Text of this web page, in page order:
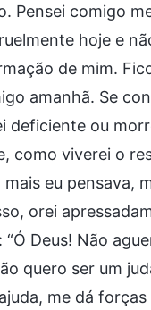
Pensei comigo
hoje e
de mim.
amanhã. Se
deficiente ou
como viverei o
mais eu pensava,
orei
Deus! Não
quero ser um
me dá